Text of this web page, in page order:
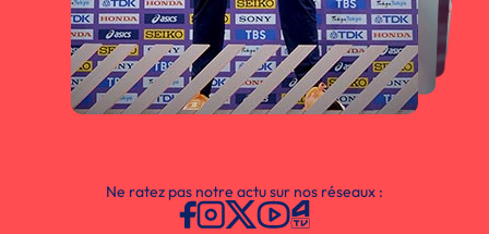
Ne ratez pas notre actu sur nos réseaux :